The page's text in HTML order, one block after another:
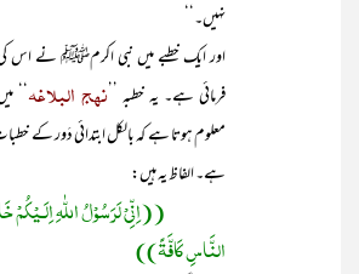
نہیں۔‘‘
اور ایک خطبے میں نبی اکرمﷺ نے اس
فرمائی ہے۔ یہ خطبہ ’’ نہج البلاغہ‘‘
معلوم ہوتا ہے کہ بالکل ابتدائی دَور کے
ہے۔ الفاظ یہ ہیں:
((اِنِّیْ لَرَسُوْلُ اللّٰہِ اِلَـیْکُمْ
النَّاسِ کَافَّۃً))